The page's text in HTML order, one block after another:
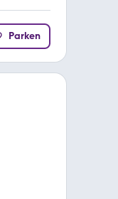
Parken